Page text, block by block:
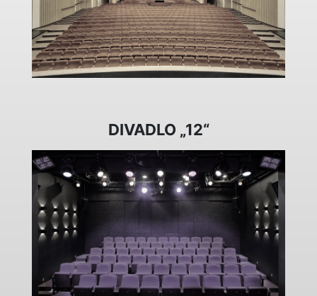
DIVADLO „12“